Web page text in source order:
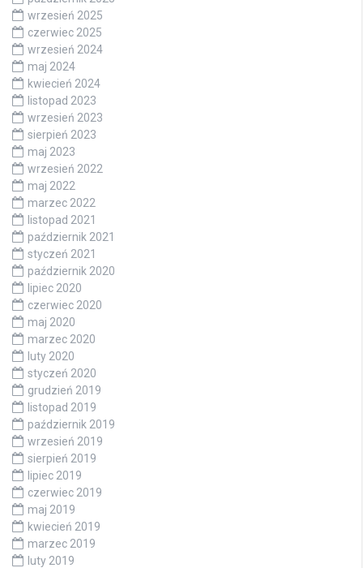
wrzesień 2025
czerwiec 2025
wrzesień 2024
maj 2024
kwiecień 2024
listopad 2023
wrzesień 2023
sierpień 2023
maj 2023
wrzesień 2022
maj 2022
marzec 2022
listopad 2021
październik 2021
styczeń 2021
październik 2020
lipiec 2020
czerwiec 2020
maj 2020
marzec 2020
luty 2020
styczeń 2020
grudzień 2019
listopad 2019
październik 2019
wrzesień 2019
sierpień 2019
lipiec 2019
czerwiec 2019
maj 2019
kwiecień 2019
marzec 2019
luty 2019